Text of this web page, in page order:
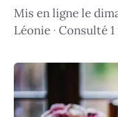
Mis en ligne le
Léonie · Consulté 1